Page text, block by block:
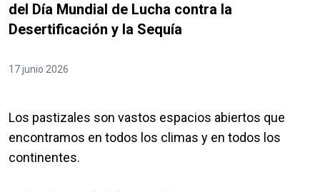
del Día Mundial de Lucha contra la
Desertificación y la Sequía
17 junio 2026
Los pastizales son vastos espacios abiertos que
encontramos en todos los climas y en todos los
continentes.